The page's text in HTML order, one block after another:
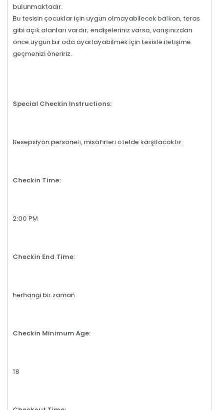
bulunmaktadır.
Bu tesisin çocuklar için uygun olmayabilecek balkon, teras
gibi açık alanları vardır; endişeleriniz varsa, varışınızdan
önce uygun bir oda ayarlayabilmek için tesisle iletişime
geçmenizi öneririz.
Special Checkin Instructions:
Resepsiyon personeli, misafirleri otelde karşılacaktır.
Checkin Time:
2:00 PM
Checkin End Time:
herhangi bir zaman
Checkin Minimum Age:
18